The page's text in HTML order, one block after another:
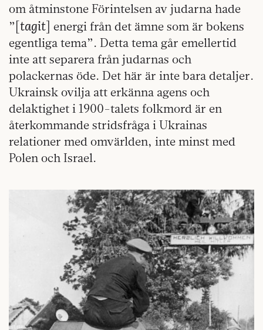
om åtminstone Förintelsen av judarna hade
”[tagit] energi från det ämne som är bokens
egentliga tema”. Detta tema går emellertid
inte att separera från judarnas och
polackernas öde. Det här är inte bara detaljer.
Ukrainsk ovilja att erkänna agens och
delaktighet i 1900-talets folkmord är en
återkommande stridsfråga i Ukrainas
relationer med omvärlden, inte minst med
Polen och Israel.